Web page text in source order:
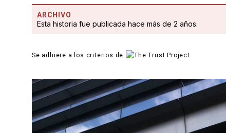
ARCHIVO
Esta historia fue publicada hace más de 2 años.
Se adhiere a los criterios de